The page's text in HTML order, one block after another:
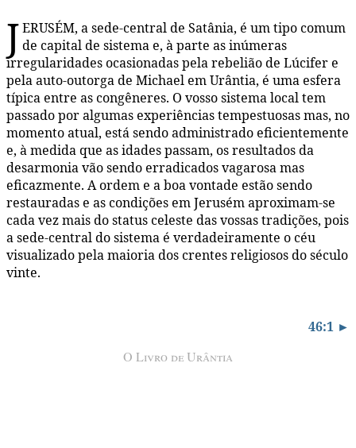
JERUSÉM, a sede-central de Satânia, é um tipo comum
de capital de sistema e, à parte as inúmeras
irregularidades ocasionadas pela rebelião de Lúcifer e
pela auto-outorga de Michael em Urântia, é uma esfera
típica entre as congêneres. O vosso sistema local tem
passado por algumas experiências tempestuosas mas, no
momento atual, está sendo administrado eficientemente
e, à medida que as idades passam, os resultados da
desarmonia vão sendo erradicados vagarosa mas
eficazmente. A ordem e a boa vontade estão sendo
restauradas e as condições em Jerusém aproximam-se
cada vez mais do status celeste das vossas tradições, pois
a sede-central do sistema é verdadeiramente o céu
visualizado pela maioria dos crentes religiosos do século
vinte.
46:1 ►
O Livro de Urântia